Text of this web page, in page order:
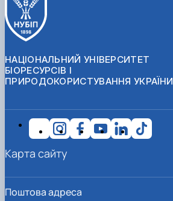
НАЦІОНАЛЬНИЙ УНІВЕРСИТЕТ
БІОРЕСУРСІВ І
ПРИРОДОКОРИСТУВАННЯ УКРАЇНИ
Поштова адреса
Карта сайту